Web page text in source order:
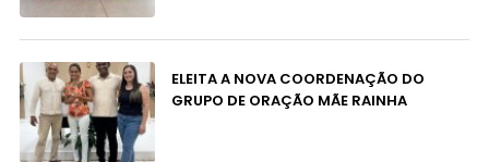
ELEITA A NOVA COORDENAÇÃO DO
GRUPO DE ORAÇÃO MÃE RAINHA